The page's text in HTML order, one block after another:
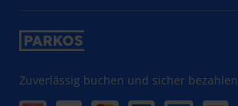
Zuverlässig buchen und sicher bezahlen